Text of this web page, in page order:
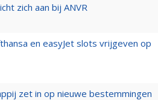
zich aan bij ANVR
en easyJet slots vrijgeven op
zet in op nieuwe bestemmingen